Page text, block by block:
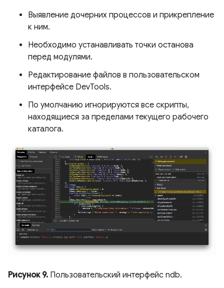
Выявление дочерних процессов и прикрепление
к ним.
Необходимо устанавливать точки останова
перед модулями.
Редактирование файлов в пользовательском
интерфейсе DevTools.
По умолчанию игнорируются все скрипты,
находящиеся за пределами текущего рабочего
каталога.
Рисунок 9. Пользовательский интерфейс ndb.